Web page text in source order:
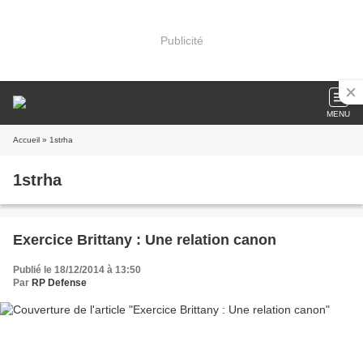
Publicité
MENU
Accueil » 1strha
1strha
Exercice Brittany : Une relation canon
Publié le 18/12/2014 à 13:50
Par RP Defense